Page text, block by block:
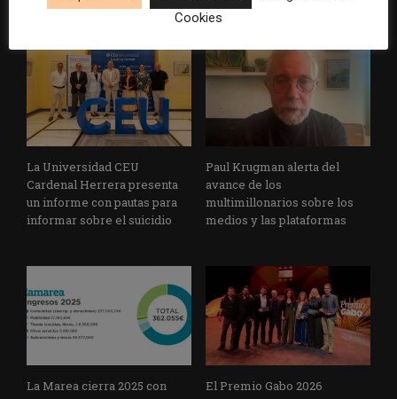
La Universidad CEU
Cardenal Herrera presenta
un informe con pautas para
informar sobre el suicidio
Paul Krugman alerta del
avance de los
multimillonarios sobre los
medios y las plataformas
La Marea cierra 2025 con
El Premio Gabo 2026
Cookies